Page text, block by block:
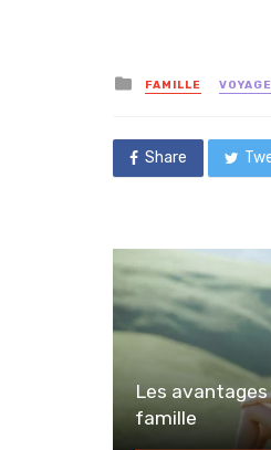
Posted
in
FAMILLE VOYAGE
Share
Les
famille